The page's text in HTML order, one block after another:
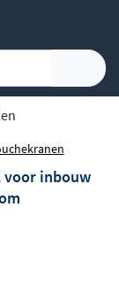
voor inbouw